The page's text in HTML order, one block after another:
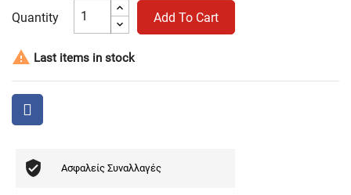
Quantity Add To Cart
 Last items in stock
Ασφαλείς Συναλλαγές